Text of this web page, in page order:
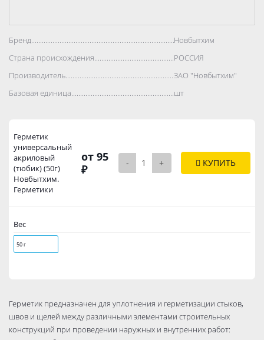
Бренд..................................................................................Новбытхим
Страна происхождения..................................................................................
РОССИЯ
Производитель..................................................................................
ЗАО "Новбытхим"
Базовая единица..................................................................................
шт
Герметик
универсальный
акриловый
(тюбик) (50г)
Новбытхим.
Герметики
от 95
₽
- + КУПИТЬ
Вес
50 г
Герметик предназначен для уплотнения и герметизации стыков,
швов и щелей между различными элементами строительных
конструкций при проведении наружных и внутренних работ: